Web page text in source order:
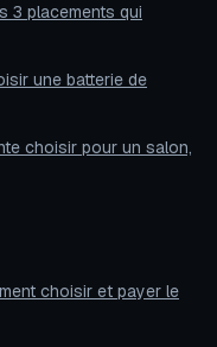
3 placements qui
une batterie de
choisir pour un salon,
choisir et payer le